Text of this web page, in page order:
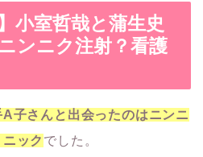
小室哲哉と蒲生史
ンニク注射？看護
子さんと出会ったのはニンニ
ック でした。